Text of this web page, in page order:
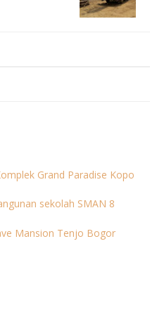
Grand Paradise Kopo
sekolah SMAN 8
Mansion Tenjo Bogor